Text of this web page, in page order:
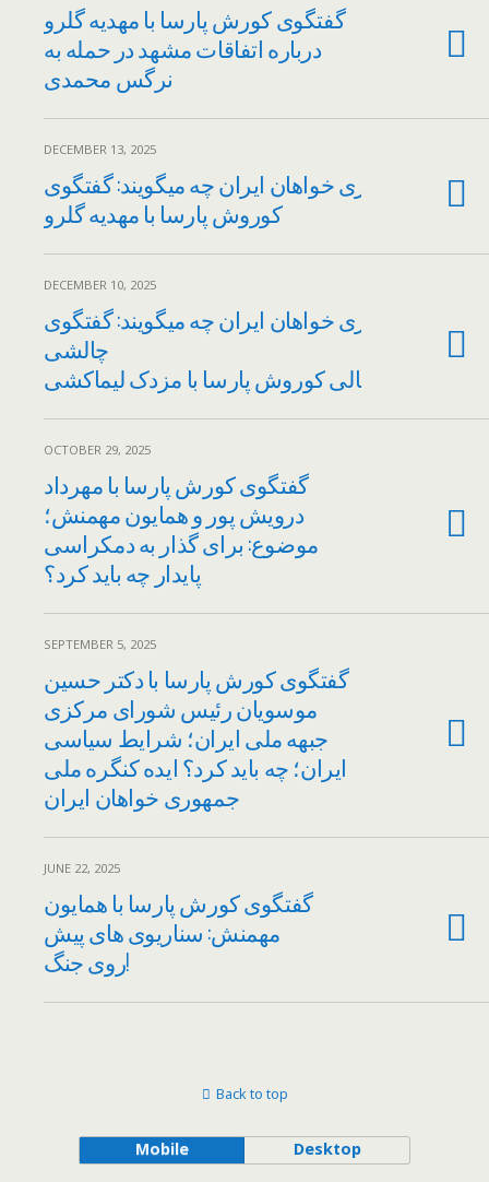
گفتگوی کورش پارسا با مهدیه گلرو
درباره اتفاقات مشهد در حمله به
نرگس محمدی
DECEMBER 13, 2025
جمهوری خواهان ایران چه میگویند: گفتگوی
کوروش پارسا با مهدیه گلرو
DECEMBER 10, 2025
جمهوری خواهان ایران چه میگویند: گفتگوی
چالشی
و جنجالی کوروش پارسا با مزدک لیماکشی
OCTOBER 29, 2025
گفتگوی کورش پارسا با مهرداد
درویش پور و همایون مهمنش؛
موضوع: برای گذار به دمکراسی
پایدار چه باید کرد؟
SEPTEMBER 5, 2025
گفتگوی کورش پارسا با دکتر حسین
موسویان رئیس شورای مرکزی
جبهه ملی ایران؛ شرایط سیاسی
ایران؛ چه باید کرد؟ ایده کنگره ملی
جمهوری خواهان ایران
JUNE 22, 2025
گفتگوی کورش پارسا با همایون
مهمنش: سناریوی های پیش
روی جنگ!
Back to top
Mobile Desktop